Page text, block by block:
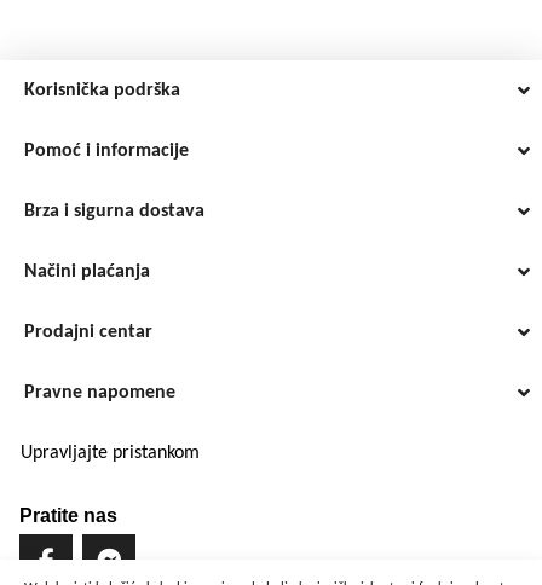
Korisnička podrška
Pomoć i informacije
Brza i sigurna dostava
Načini plaćanja
Prodajni centar
Pravne napomene
Upravljajte pristankom
Pratite nas